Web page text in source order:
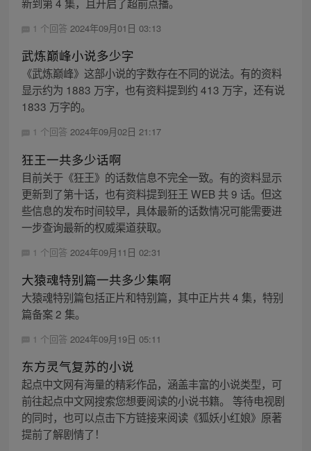
1 个回答 2024年09月01日 03:13
武炼巅峰小说多少字
《武炼巅峰》这部小说的字数存在不同的说法。有的资料
显示约为 1883 万字，也有资料提到约 413 万字，还有说
1833 万字的。
1 个回答 2024年09月02日 21:17
狂王一共多少话啊
目前关于《狂王》的话数信息不完全一致。有的资料显示
更新到了第十话，也有资料提到狂王 WEB 共 9 话。但这
些信息的发布时间较早，具体最新的话数情况可能需要进
一步查询最新的权威渠道获取。
1 个回答 2024年09月11日 02:31
大猿魂特别篇一共多少集啊
大猿魂特别篇包括正片和特别篇，其中正片共 4 集，特别
篇备案 2 集。
1 个回答 2024年09月19日 05:11
东方灵气复苏的小说
起点中文网有海量的精彩作品，涵盖丰富的小说类型，可
前往起点中文网搜索您想要阅读的小说书籍。 等待电视剧
的同时，也可以点击下方链接来阅读《狐妖小红娘》原著
提前了解剧情了！